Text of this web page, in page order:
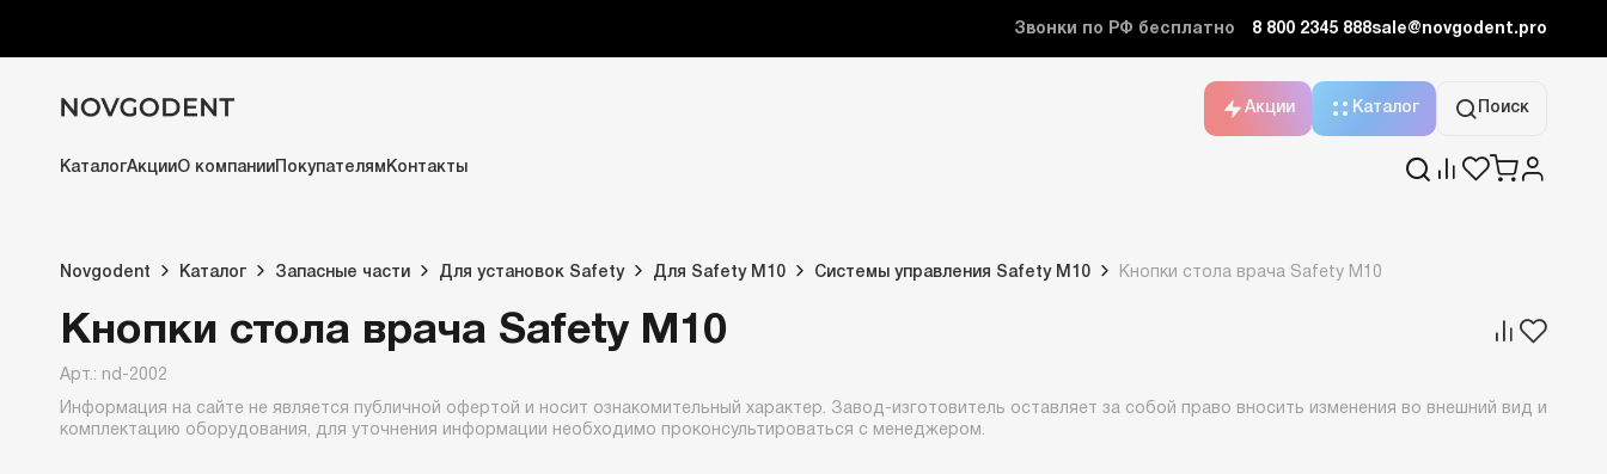
Звонки по РФ бесплатно 8 800 2345 888sale@novgodent.pro
Акции Каталог Поиск
КаталогАкцииО компании Покупателям Контакты
Novgodent Каталог Запасные части Для установок Safety Для Safety M10 Системы управления Safety M10 Кнопки стола врача Safety M10
Кнопки стола врача Safety M10
Арт.: nd-2002
Информация на сайте не является публичной офертой и носит ознакомительный характер. Завод-изготовитель оставляет за собой право вносить изменения во внешний вид и
комплектацию оборудования, для уточнения информации необходимо проконсультироваться с менеджером.